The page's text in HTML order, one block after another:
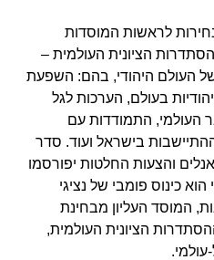
לראשות המוסדות
הציונית העולמית –
העולם היהודי, בהם: השפעת
בעולם, הערכות לגל
התמודדות עם
בישראל ועוד. סדר
והצעות החלטות יפורסמו
כינוס פומבי של נציגי
המוסד העליון מבחינת
הציונית העולמית,